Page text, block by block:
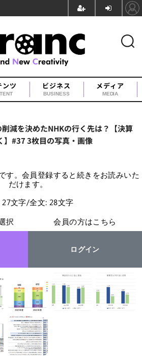
ンツ ビジネス
BUSINESS
メディア
MEDIA
減を決めたNHKの行く先は？【決算
】#37 3枚目の写真・画像
す。会員登録すると続きをお読みいた
だけます。
27文字/全文: 28文字
択
会員の方はこちら
ログイン